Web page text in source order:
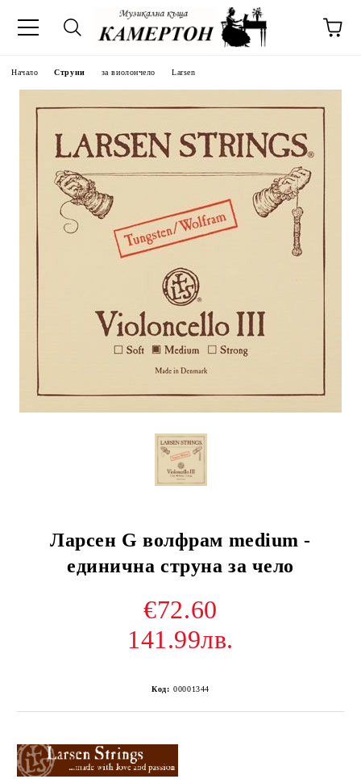
Начало Струни за виолончело Larsen
Ларсен G волфрам medium -
единична струна за чело
€72.60
141.99лв.
Код: 00001344